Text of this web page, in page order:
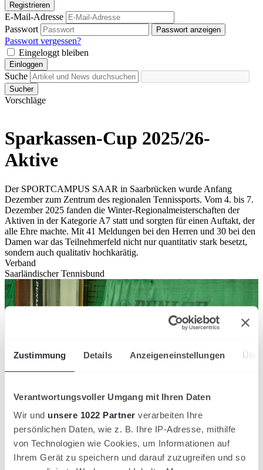
Zustimmung Details Anzeigeneinstellungen
Verantwortungsvoller Umgang mit Ihren Daten
Wir und unsere 1022 Partner verarbeiten Ihre
persönlichen Daten, wie z. B. Ihre IP-Adresse, mithilfe
von Technologien wie Cookies, um Informationen auf
Ihrem Gerät zu speichern und darauf zuzugreifen und so
Registrieren
E-Mail-Adresse
Passwort
Passwort anzeigen
Passwort vergessen?
Eingeloggt bleiben
Einloggen
Suche
Sucher
Vorschläge
Sparkassen-Cup 2025/26-
Aktive
Der SPORTCAMPUS SAAR in Saarbrücken wurde Anfang
Dezember zum Zentrum des regionalen Tennissports. Vom 4. bis 7.
Dezember 2025 fanden die Winter-Regionalmeisterschaften der
Aktiven in der Kategorie A7 statt und sorgten für einen Auftakt, der
alle Ehre machte. Mit 41 Meldungen bei den Herren und 30 bei den
Damen war das Teilnehmerfeld nicht nur quantitativ stark besetzt,
sondern auch qualitativ hochkarätig.
Verband
Saarländischer Tennisbund
Schon am Samstagabend zeichnete sich ab, dass die Finalrunde ein
echtes Highlight werden würde. Bei den Damen setzten sich
Cosima Bill, Onalee Wagner, Selma Hohmann und Maxine Sophie
Kammerer souverän durch. Bei den Herren bestätigten die Favoriten
David Kirchner und Matiej Reiter ihre Rolle, während Ben Hecker
und Johannes Kuhn mit nervenaufreibenden Tiebreak-Siegen für
zusätzliche Spannung sorgten. Ben Hecker setzte sich im Tiebreak